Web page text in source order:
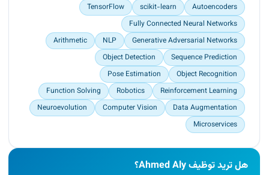
Autoencoders
scikit-learn
TensorFlow
Fully Connected Neural Networks
Generative Adversarial Networks
NLP
Arithmetic
Sequence Prediction
Object Detection
Object Recognition
Pose Estimation
Reinforcement Learning
Robotics
Function Solving
Data Augmentation
Computer Vision
Neuroevolution
Microservices
هل تريد توظيف Ahmed Aly؟